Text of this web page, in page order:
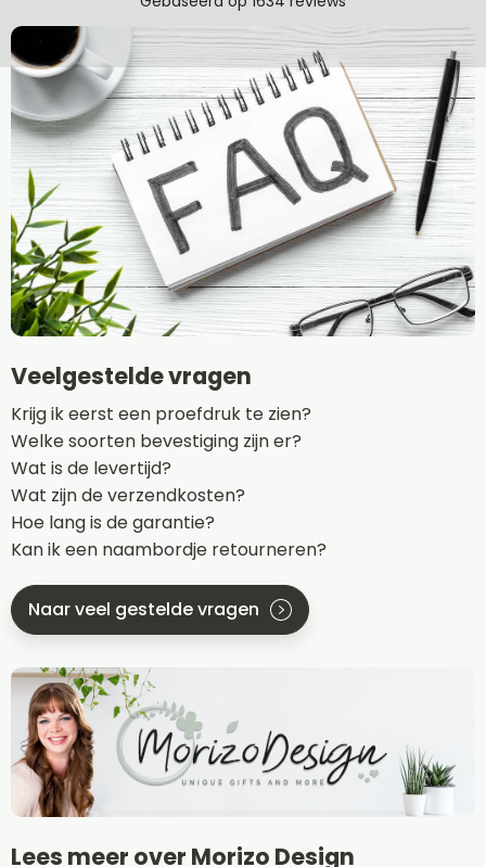
Veelgestelde vragen
Krijg ik eerst een proefdruk te zien?
Welke soorten bevestiging zijn er?
Wat is de levertijd?
Wat zijn de verzendkosten?
Hoe lang is de garantie?
Kan ik een naambordje retourneren?
Naar veel gestelde vragen
Lees meer over Morizo Design